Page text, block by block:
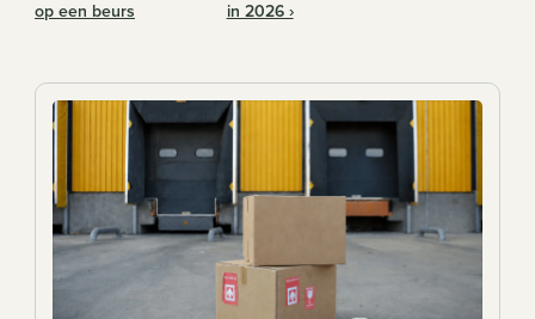
op een beurs
in 2026 ›